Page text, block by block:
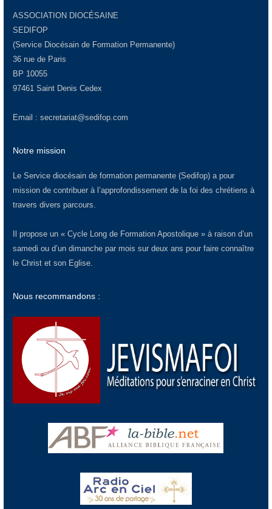
ASSOCIATION DIOCÉSAINE
SEDIFOP
(Service Diocésain de Formation Permanente)
36 rue de Paris
BP 10055
97461 Saint Denis Cedex
Email : secretariat@sedifop.com
Notre mission
Le Service diocésain de formation permanente (Sedifop) a pour
mission de contribuer à l’approfondissement de la foi des chrétiens à
travers divers parcours.
Il propose un « Cycle Long de Formation Apostolique » à raison d’un
samedi ou d’un dimanche par mois sur deux ans pour faire connaître
le Christ et son Eglise.
Nous recommandons :